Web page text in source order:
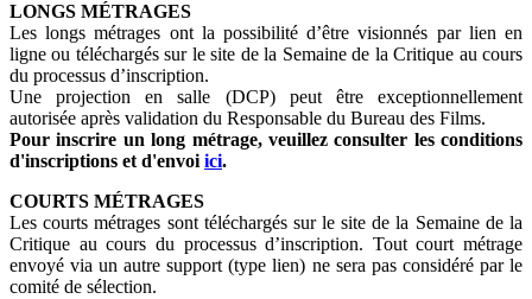
LONGS MÉTRAGES
Les longs métrages ont la possibilité d’être visionnés par lien en
ligne ou téléchargés sur le site de la Semaine de la Critique au cours
du processus d’inscription.
Une projection en salle (DCP) peut être exceptionnellement
autorisée après validation du Responsable du Bureau des Films.
Pour inscrire un long métrage, veuillez consulter les conditions
d'inscriptions et d'envoi ici.
COURTS MÉTRAGES
Les courts métrages sont téléchargés sur le site de la Semaine de la
Critique au cours du processus d’inscription. Tout court métrage
envoyé via un autre support (type lien) ne sera pas considéré par le
comité de sélection.